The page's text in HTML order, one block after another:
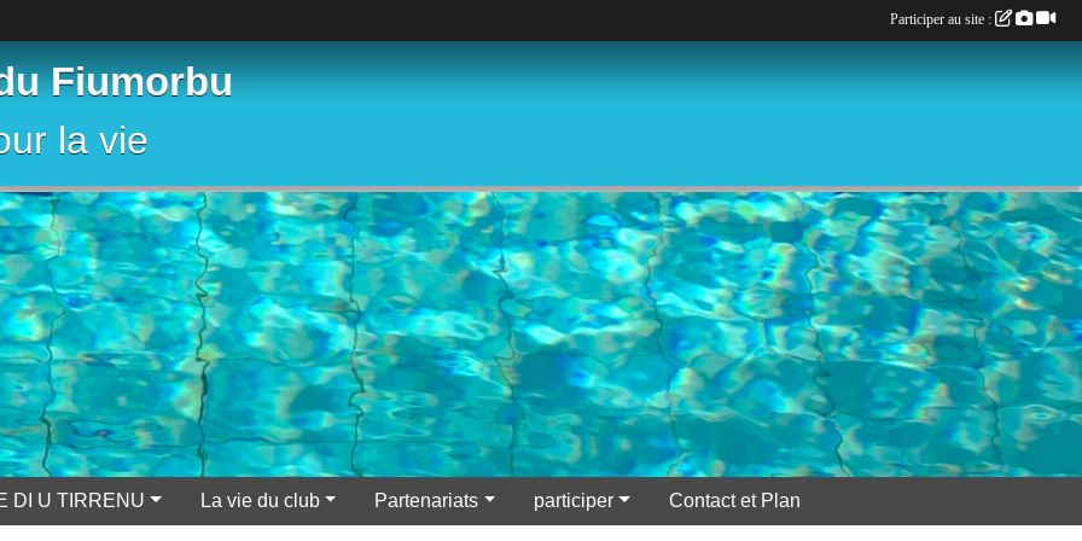
Fiumorbu
la vie
DI U TIRRENU La vie du club Partenariats participer Contact et Plan
Participer au site :